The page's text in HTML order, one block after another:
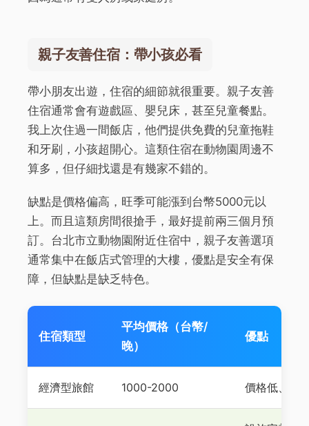
親子友善住宿：帶小孩必看
帶小朋友出遊，住宿的細節就很重要。親子友善
住宿通常會有遊戲區、嬰兒床，甚至兒童餐點。
我上次住過一間飯店，他們提供免費的兒童拖鞋
和牙刷，小孩超開心。這類住宿在動物園周邊不
算多，但仔細找還是有幾家不錯的。
缺點是價格偏高，旺季可能漲到台幣5000元以
上。而且這類房間很搶手，最好提前兩三個月預
訂。台北市立動物園附近住宿中，親子友善選項
通常集中在飯店式管理的大樓，優點是安全有保
障，但缺點是缺乏特色。
住宿類型
平均價格（台幣/
晚）
優點
經濟型旅館 1000-2000 價格低、位